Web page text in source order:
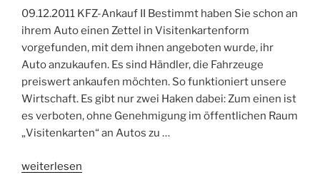
09.12.2011 KFZ-Ankauf II Bestimmt haben Sie schon an
ihrem Auto einen Zettel in Visitenkartenform
vorgefunden, mit dem ihnen angeboten wurde, ihr
Auto anzukaufen. Es sind Händler, die Fahrzeuge
preiswert ankaufen möchten. So funktioniert unsere
Wirtschaft. Es gibt nur zwei Haken dabei: Zum einen ist
es verboten, ohne Genehmigung im öffentlichen Raum
„Visitenkarten“ an Autos zu …
„KFZ-
weiterlesen